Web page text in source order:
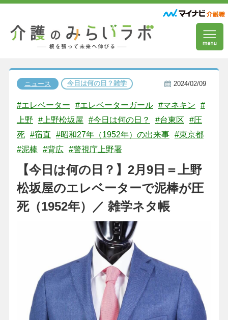
ニュース 今日は何の日？雑学 2024/02/09
#エレベーター #エレベーターガール #マネキン
#
上野
#上野松坂屋 #今日は何の日？ #台東区
#圧
死 #宿直 #昭和27年（1952年）の出来事 #東京都
#泥棒
#背広 #警視庁上野署
【今日は何の日？】2月9日＝上野
松坂屋のエレベーターで泥棒が圧
死（1952年）／ 雑学ネタ帳